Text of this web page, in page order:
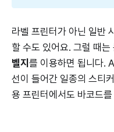
라벨 프린터가 아닌 일반
할 수도 있어요. 그럴 때
벨지 를 이용하면 됩니다.
선이 들어간 일종의 스티
용 프린터에서도 바코드